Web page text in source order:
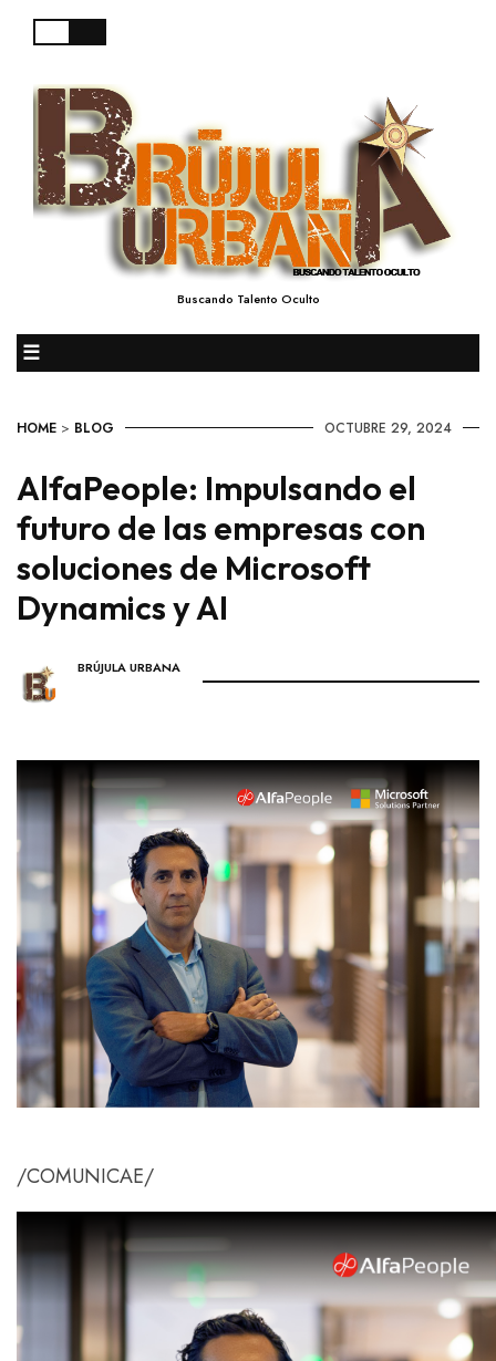
Buscando Talento Oculto
☰
HOME > BLOG OCTUBRE 29, 2024
AlfaPeople: Impulsando el
futuro de las empresas con
soluciones de Microsoft
Dynamics y AI
BRÚJULA URBANA
/COMUNICAE/